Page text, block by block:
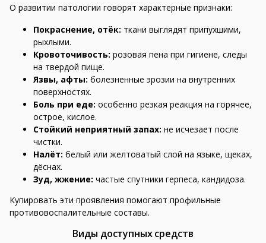
О развитии патологии говорят характерные признаки:
Покраснение, отёк: ткани выглядят припухшими,
рыхлыми.
Кровоточивость: розовая пена при гигиене, следы
на твердой пище.
Язвы, афты: болезненные эрозии на внутренних
поверхностях.
Боль при еде: особенно резкая реакция на горячее,
острое, кислое.
Стойкий неприятный запах: не исчезает после
чистки.
Налёт: белый или желтоватый слой на языке, щеках,
дёснах.
Зуд, жжение: частые спутники герпеса, кандидоза.
Купировать эти проявления помогают профильные
противовоспалительные составы.
Виды доступных средств